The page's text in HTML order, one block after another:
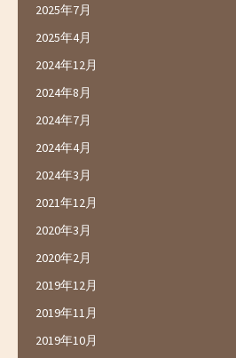
2025年7月
2025年4月
2024年12月
2024年8月
2024年7月
2024年4月
2024年3月
2021年12月
2020年3月
2020年2月
2019年12月
2019年11月
2019年10月